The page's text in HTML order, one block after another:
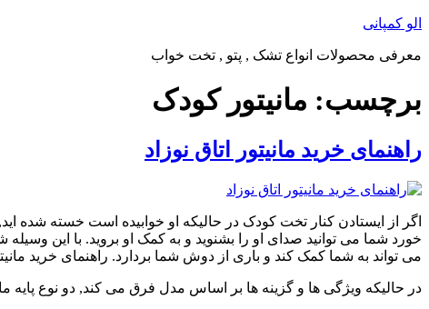
پرش
محتوا
الو کمپانی
معرفی محصولات انواع تشک , پتو , تخت خواب
برچسب: مانیتور کودک
راهنمای خرید مانیتور اتاق نوزاد
اگر از ایستادن کنار تخت کودک در حالیکه او خوابیده است خسته شده
خورد شما می توانید صدای او را بشنوید و به کمک او بروید. با این
می تواند به شما کمک کند و باری از دوش شما بردارد. راهنمای خرید
در حالیکه ویژگی ها و گزینه ها بر اساس مدل فرق می کند, دو نوع پایه